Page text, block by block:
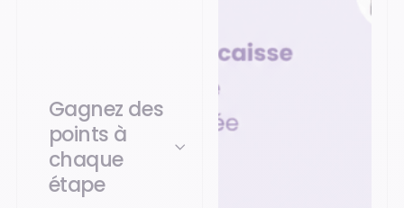
Gagnez des
points à
chaque
étape